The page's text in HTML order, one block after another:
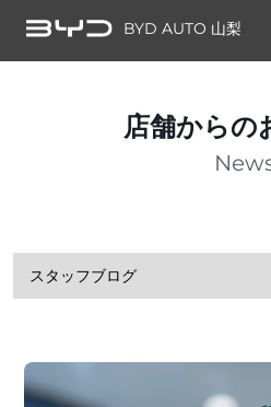
BYD AUTO 山梨
店舗からの